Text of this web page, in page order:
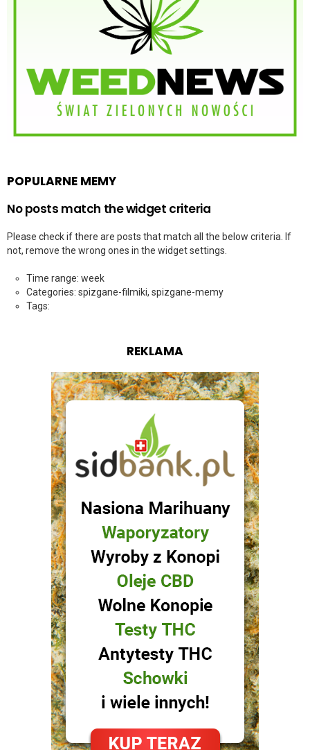
POPULARNE MEMY
No posts match the widget criteria
Please check if there are posts that match all the below criteria. If
not, remove the wrong ones in the widget settings.
Time range: week
Categories: spizgane-filmiki, spizgane-memy
Tags:
REKLAMA